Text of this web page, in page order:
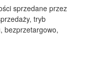
sprzedane przez
tryb
bezprzetargowo,